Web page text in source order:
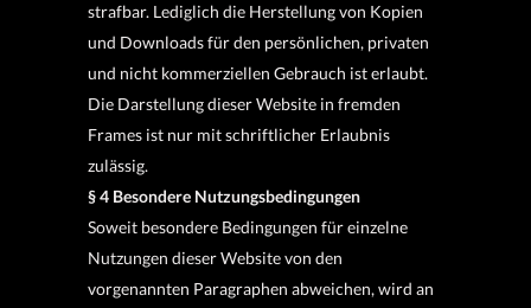
strafbar. Lediglich die Herstellung von Kopien
und Downloads für den persönlichen, privaten
und nicht kommerziellen Gebrauch ist erlaubt.
Die Darstellung dieser Website in fremden
Frames ist nur mit schriftlicher Erlaubnis
zulässig.
§ 4 Besondere Nutzungsbedingungen
Soweit besondere Bedingungen für einzelne
Nutzungen dieser Website von den
vorgenannten Paragraphen abweichen, wird an